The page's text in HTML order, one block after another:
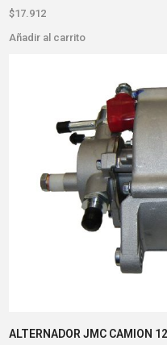
$17.912
Añadir al carrito
ALTERNADOR JMC CAMION